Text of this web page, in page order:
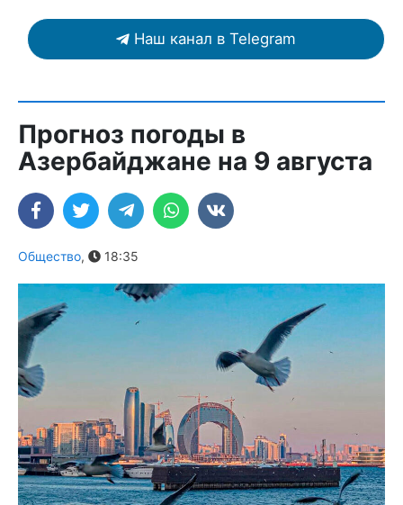
Наш канал в Telegram
Прогноз погоды в
Азербайджане на 9 августа
Общество, 18:35